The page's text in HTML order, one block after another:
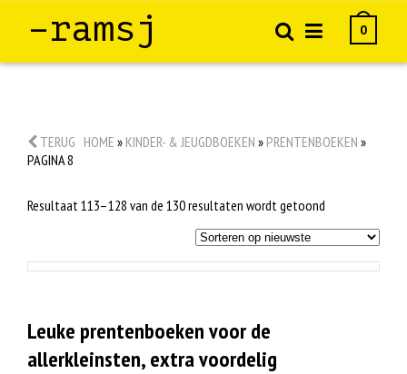
–ramsj 0
TERUG HOME » KINDER- & JEUGDBOEKEN » PRENTENBOEKEN »
PAGINA 8
Resultaat 113–128 van de 130 resultaten wordt getoond
nieuwste
Leuke prentenboeken voor de
allerkleinsten, extra voordelig